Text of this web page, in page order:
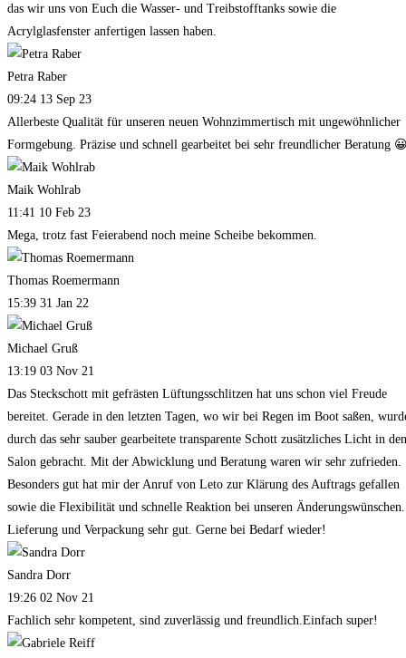
das wir uns von Euch die Wasser- und Treibstofftanks sowie die
Acrylglasfenster anfertigen lassen haben.
Petra Raber
09:24 13 Sep 23
Allerbeste Qualität für unseren neuen Wohnzimmertisch mit ungewöhnlicher
Formgebung. Präzise und schnell gearbeitet bei sehr freundlicher Beratung
Maik Wohlrab
11:41 10 Feb 23
Mega, trotz fast Feierabend noch meine Scheibe bekommen.
Thomas Roemermann
15:39 31 Jan 22
Michael Gruß
13:19 03 Nov 21
Das Steckschott mit gefrästen Lüftungsschlitzen hat uns schon viel Freude
bereitet. Gerade in den letzten Tagen, wo wir bei Regen im Boot saßen,
durch das sehr sauber gearbeitete transparente Schott zusätzliches Licht in den
Salon gebracht. Mit der Abwicklung und Beratung waren wir sehr zufrieden.
Besonders gut hat mir der Anruf von Leto zur Klärung des Auftrags gefallen
sowie die Flexibilität und schnelle Reaktion bei unseren Änderungswünschen.
Lieferung und Verpackung sehr gut. Gerne bei Bedarf wieder!
Sandra Dorr
19:26 02 Nov 21
Fachlich sehr kompetent, sind zuverlässig und freundlich.Einfach super!